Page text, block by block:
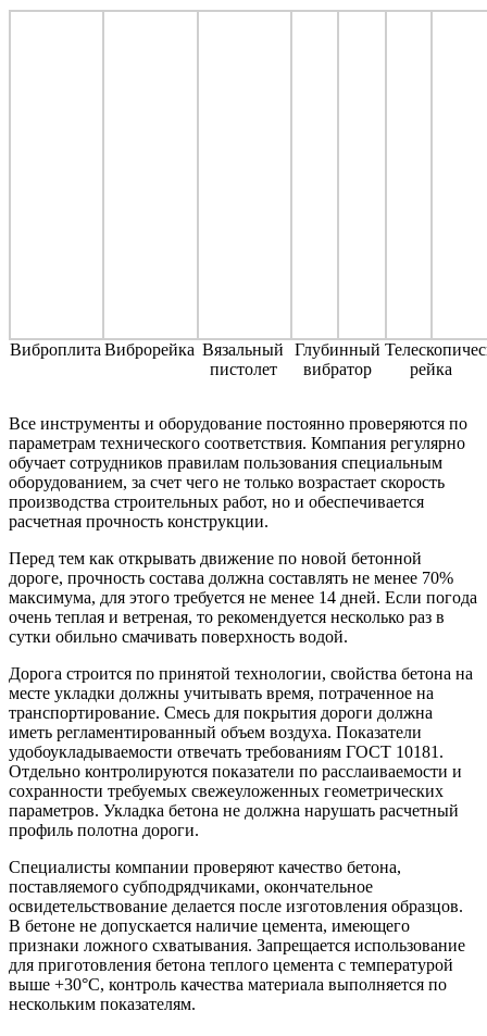
Виброплита Виброрейка Вязальный
пистолет
Глубинный
вибратор
рейка
Все инструменты и оборудование постоянно проверяются по
параметрам технического соответствия. Компания регулярно
обучает сотрудников правилам пользования специальным
оборудованием, за счет чего не только возрастает скорость
производства строительных работ, но и обеспечивается
расчетная прочность конструкции.
Перед тем как открывать движение по новой бетонной
дороге, прочность состава должна составлять не менее 70%
максимума, для этого требуется не менее 14 дней. Если погода
очень теплая и ветреная, то рекомендуется несколько раз в
сутки обильно смачивать поверхность водой.
Дорога строится по принятой технологии, свойства бетона на
месте укладки должны учитывать время, потраченное на
транспортирование. Смесь для покрытия дороги должна
иметь регламентированный объем воздуха. Показатели
удобоукладываемости отвечать требованиям ГОСТ 10181.
Отдельно контролируются показатели по расслаиваемости и
сохранности требуемых свежеуложенных геометрических
параметров. Укладка бетона не должна нарушать расчетный
профиль полотна дороги.
Специалисты компании проверяют качество бетона,
поставляемого субподрядчиками, окончательное
освидетельствование делается после изготовления образцов.
В бетоне не допускается наличие цемента, имеющего
признаки ложного схватывания. Запрещается использование
для приготовления бетона теплого цемента с температурой
выше +30°С, контроль качества материала выполняется по
нескольким показателям.